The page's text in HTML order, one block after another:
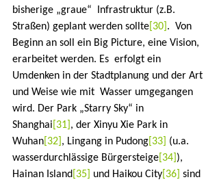
bisherige „graue“  Infrastruktur (z.B.
Straßen) geplant werden sollte [30] .  Von
Beginn an soll ein Big Picture, eine Vision,
erarbeitet werden. Es  erfolgt ein
Umdenken in der Stadtplanung und der Art
und Weise wie mit  Wasser umgegangen
wird. Der Park „Starry Sky“ in
Shanghai [31] , der Xinyu Xie Park in
Wuhan [32] , Lingang in Pudong [33]
(u.a.
wasserdurchlässige Bürgersteige [34] ),
Hainan Island [35] und Haikou City [36] sind